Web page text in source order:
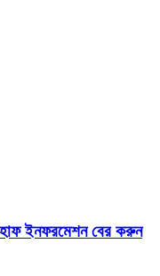
ইনফরমেশন বের করুন